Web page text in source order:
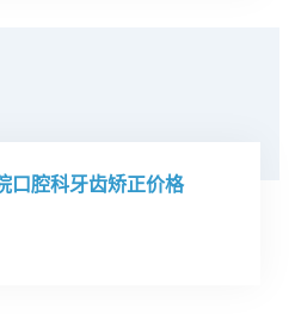
口腔科牙齿矫正价格